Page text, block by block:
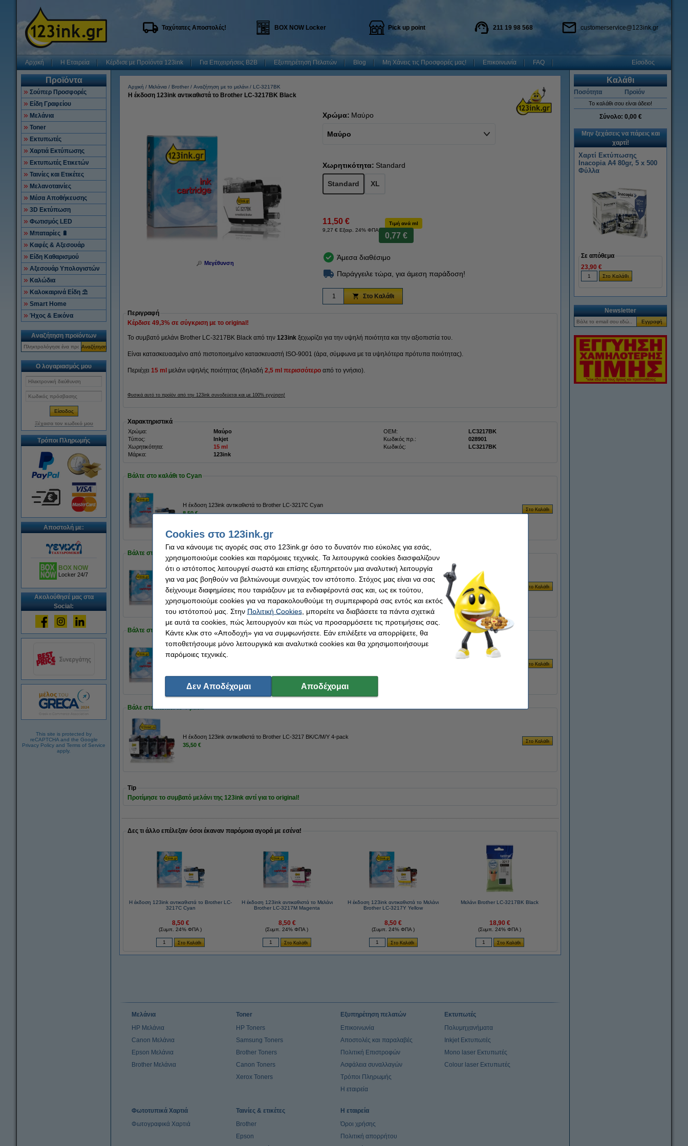
Ταχύτατες Αποστολές! BOX NOW Locker Pick up point 211 19 98 568 customerservice@123ink.gr
Αρχική Η Εταιρεία Κέρδισε με Προϊόντα 123ink Για Επιχειρήσεις B2B Εξυπηρέτηση Πελατών Blog Μη Χάνεις τις Προσφορές μας! Επικοινωνία FAQ Είσοδος
Προϊόντα
Σούπερ Προσφορές
Είδη Γραφείου
Μελάνια
Toner
Εκτυπωτές
Χαρτιά Εκτύπωσης
Εκτυπωτές Ετικετών
Ταινίες και Ετικέτες
Μελανοταινίες
Μέσα Αποθήκευσης
3D Εκτύπωση
Φωτισμός LED
Μπαταρίες 🔋
Καφές & Αξεσουάρ
Είδη Καθαρισμού
Αξεσουάρ Υπολογιστών
Καλώδια
Καλοκαιρινά Είδη ⛱
Smart Home
Ήχος & Εικόνα
Αναζήτηση προϊόντων
Αναζήτηση
Ο λογαριασμός μου
Ξέχασα τον κωδικό μου
Τρόποι Πληρωμής
Αποστολή με:
BOX NOW
Locker 24/7
Ακολούθησέ μας στα
Social:
This site is protected by
reCAPTCHA and the Google
Privacy Policy and Terms of Service
apply.
Αρχική Μελάνια Brother Αναζήτηση με το μελάνι LC-3217BK
Η έκδοση 123ink αντικαθιστά το Brother LC-3217BK Black
Μεγέθυνση
Χρώμα: Μαύρο
Μαύρο
Χωρητικότητα: Standard
Standard XL
11,50 €
9,27 € Εξαιρ. 24% ΦΠΑ
Τιμή ανά ml
0,77 €
Άμεσα διαθέσιμο
Παράγγειλε τώρα, για άμεση παράδοση!
Στο Καλάθι
Περιγραφή
Κέρδισε 49,3% σε σύγκριση με το original!
Το συμβατό μελάνι Brother LC-3217BK Black από την 123ink ξεχωρίζει για την υψηλή ποιότητα και την αξιοπιστία του.
Είναι κατασκευασμένο από πιστοποιημένο κατασκευαστή ISO-9001 (άρα, σύμφωνα με τα υψηλότερα πρότυπα ποιότητας).
Περιέχει 15 ml μελάνι υψηλής ποιότητας (δηλαδή 2,5 ml περισσότερο από το γνήσιο).
Φυσικά αυτό το προϊόν από την 123ink συνοδεύεται και με 100% εγγύηση!
Χαρακτηριστικά
Χρώμα: Μαύρο OEM:
LC3217BK
Τύπος:
Inkjet Κωδικός πρ.:
028901
Χωρητικότητα:
15 ml Κωδικός:
LC3217BK
Μάρκα:
123ink
Βάλτε στο καλάθι το Cyan
Η έκδοση 123ink αντικαθιστά το Brother LC-3217C Cyan
8,50 €
Βάλτε στο καλάθι το Magenta
Η έκδοση 123ink αντικαθιστά το Μελάνι Brother LC-3217M Magenta
8,50 €
Βάλτε στο καλάθι το Yellow
Η έκδοση 123ink αντικαθιστά το Μελάνι Brother LC-3217Y Yellow
Βάλε στο καλάθι το 4-pack
Η έκδοση 123ink αντικαθιστά το Brother LC-3217 BK/C/M/Y 4-pack
35,50 €
Tip
Προτίμησε το συμβατό μελάνι της 123ink αντί για το original!
Δες τι άλλο επέλεξαν όσοι έκαναν παρόμοια αγορά με εσένα!
Η έκδοση 123ink αντικαθιστά το Brother LC-
3217C Cyan
8,50 €
(Συμπ. 24% ΦΠΑ )
Η έκδοση 123ink αντικαθιστά το Μελάνι
Brother LC-3217M Magenta
8,50 €
(Συμπ. 24% ΦΠΑ )
Η έκδοση 123ink αντικαθιστά το Μελάνι
Brother LC-3217Y Yellow
8,50 €
(Συμπ. 24% ΦΠΑ )
Μελάνι Brother LC-3217BK Black
18,90 €
(Συμπ. 24% ΦΠΑ )
Καλάθι
Ποσότητα Προϊόν
Το καλάθι σου είναι άδειο!
Σύνολο: 0,00 €
Μην ξεχάσεις να πάρεις και
χαρτί!
Χαρτί Εκτύπωσης
Inacopia Α4 80gr, 5 x 500
Φύλλα
Σε απόθεμα
23,90 €
Newsletter
Μελάνια
HP Μελάνια
Canon Μελάνια
Epson Μελάνια
Brother Μελάνια
Toner
HP Toners
Samsung Toners
Brother Toners
Canon Toners
Xerox Toners
Εξυπηρέτηση πελατών
Επικοινωνία
Αποστολές και παραλαβές
Πολιτική Επιστροφών
Ασφάλεια συναλλαγών
Τρόποι Πληρωμής
Η εταιρεία
Εκτυπωτές
Πολυμηχανήματα
Inkjet Εκτυπωτές
Mono laser Εκτυπωτές
Colour laser Εκτυπωτές
Φωτοτυπικά Χαρτιά
Φωτογραφικά Χαρτιά
Ταινίες & ετικέτες
Brother
Epson
Η εταιρεία
Όροι χρήσης
Πολιτική απορρήτου
Cookies στο 123ink.gr
Για να κάνουμε τις αγορές σας στο 123ink.gr όσο το δυνατόν πιο εύκολες για εσάς,
χρησιμοποιούμε cookies και παρόμοιες τεχνικές. Τα λειτουργικά cookies διασφαλίζουν
ότι ο ιστότοπος λειτουργεί σωστά και επίσης εξυπηρετούν μια αναλυτική λειτουργία
για να μας βοηθούν να βελτιώνουμε συνεχώς τον ιστότοπο. Στόχος μας είναι να σας
δείχνουμε διαφημίσεις που ταιριάζουν με τα ενδιαφέροντά σας και, ως εκ τούτου,
χρησιμοποιούμε cookies για να παρακολουθούμε τη συμπεριφορά σας εντός και εκτός
του ιστότοπού μας. Στην Πολιτική Cookies, μπορείτε να διαβάσετε τα πάντα σχετικά
με αυτά τα cookies, πώς λειτουργούν και πώς να προσαρμόσετε τις προτιμήσεις σας.
Κάντε κλικ στο «Αποδοχή» για να συμφωνήσετε. Εάν επιλέξετε να απορρίψετε, θα
τοποθετήσουμε μόνο λειτουργικά και αναλυτικά cookies και θα χρησιμοποιήσουμε
παρόμοιες τεχνικές.
Δεν Αποδέχομαι Αποδέχομαι